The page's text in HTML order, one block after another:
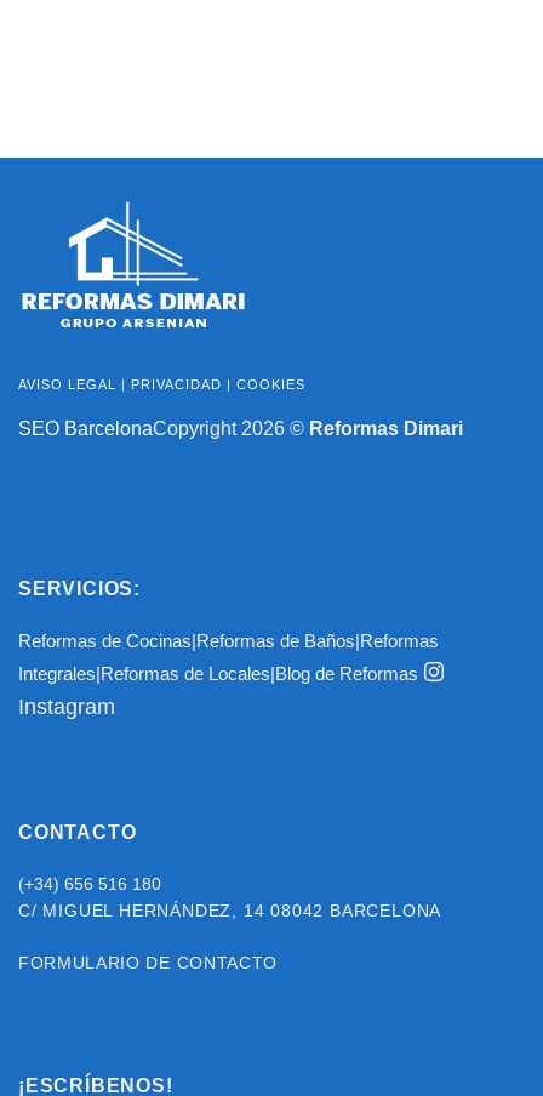
AVISO LEGAL PRIVACIDAD COOKIES
SEO BarcelonaCopyright 2026 © Reformas Dimari
SERVICIOS:
Reformas de Cocinas|Reformas de Baños|Reformas
Integrales|Reformas de Locales|Blog de Reformas
Instagram
CONTACTO
(+34) 656 516 180
C/ MIGUEL HERNÁNDEZ, 1408042 BARCELONA
FORMULARIO DE CONTACTO
¡ESCRÍBENOS!